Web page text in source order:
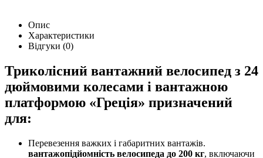
Опис
Характеристики
Відгуки (0)
Триколісний вантажний велосипед з 24
дюймовими колесами і вантажною
платформою «Греція» призначений
для:
Перевезення важких і габаритних вантажів.
вантажопідйомність велосипеда до 200 кг, включаючи